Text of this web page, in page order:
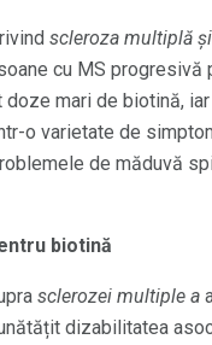
scleroza multiplă
cu MS progresivă
doze mari de biotină,
o varietate de
de măduvă
biotină
sclerozei multiple a
dizabilitatea